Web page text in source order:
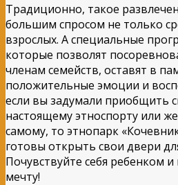
Традиционно, такое
большим спросом не только
взрослых. А специальные
которые позволят
членам семейств, оставят в
положительные эмоции и
если вы задумали приобщить
настоящему этноспорту или
самому, то этнопарк
готовы открыть свои двери
Почувствуйте себя ребенком
мечту!